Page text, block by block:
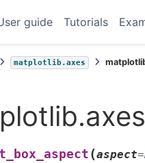
guide Tutorials
matplotlib.axes
(aspect=